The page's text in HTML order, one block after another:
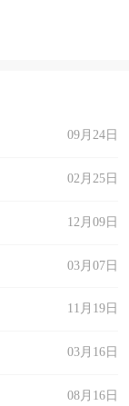
09月24日
02月25日
12月09日
03月07日
11月19日
03月16日
08月16日